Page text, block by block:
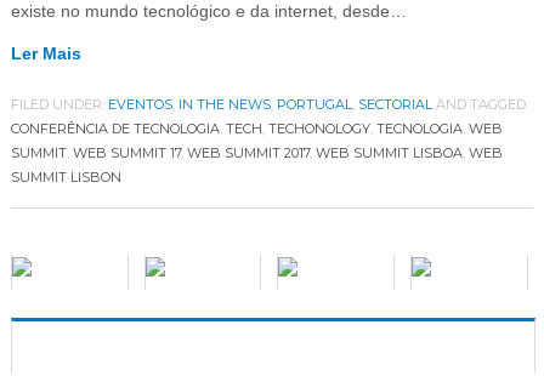
existe no mundo tecnológico e da internet, desde…
Ler Mais
FILED UNDER: EVENTOS, IN THE NEWS, PORTUGAL, SECTORIAL AND TAGGED:
CONFERÊNCIA DE TECNOLOGIA, TECH, TECHONOLOGY, TECNOLOGIA, WEB
SUMMIT, WEB SUMMIT 17, WEB SUMMIT 2017, WEB SUMMIT LISBOA, WEB
SUMMIT LISBON